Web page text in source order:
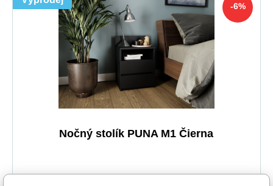
-6%
Nočný stolík PUNA M1 Čierna